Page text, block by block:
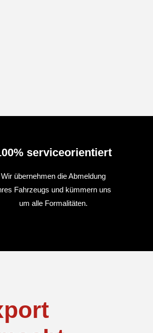
serviceorientiert
Wir übernehmen die Abmeldung
Fahrzeugs und kümmern uns
um alle Formalitäten.